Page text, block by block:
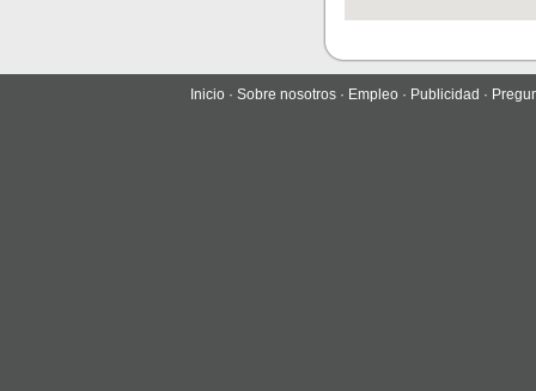
Inicio ·Sobre nosotros · Empleo · Publicidad ·